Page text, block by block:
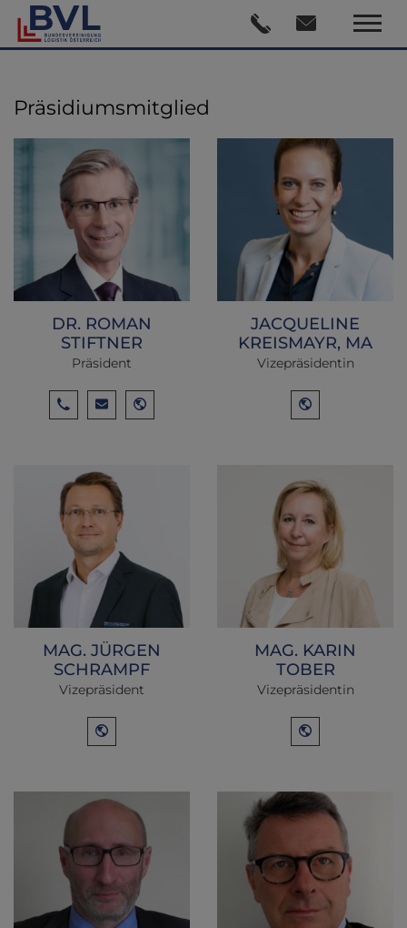
Präsidiumsmitglied
DR. ROMAN
STIFTNER
Präsident
JACQUELINE
KREISMAYR, MA
Vizepräsidentin
MAG. JÜRGEN
SCHRAMPF
Vizepräsident
MAG. KARIN
TOBER
Vizepräsidentin